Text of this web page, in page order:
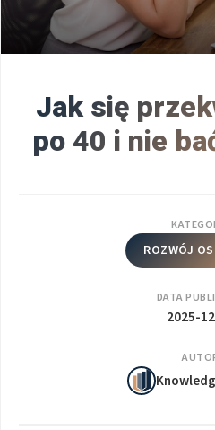
Jak się
po 40 i nie
ROZWÓJ
DATA
2025-